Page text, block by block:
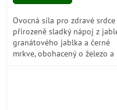
Ovocná síla pro zdravé srdce
přirozeně sladký nápoj z
granátového jablka a černé
mrkve, obohacený o železo a